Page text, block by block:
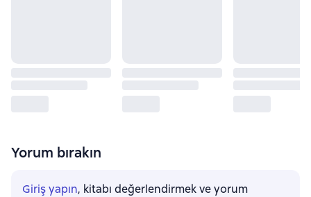
Yorum bırakın
Giriş yapın, kitabı değerlendirmek ve yorum